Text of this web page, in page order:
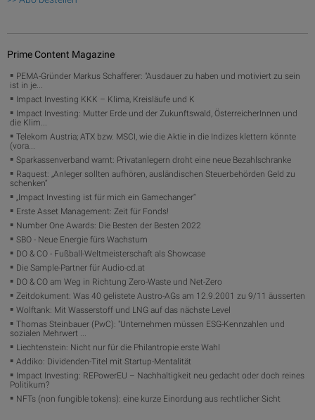
Prime Content Magazine
PEMA-Gründer Markus Schafferer: "Ausdauer zu haben und motiviert zu sein
ist in je...
Impact Investing KKK – Klima, Kreisläufe und K
Impact Investing: Mutter Erde und der Zukunftswald, ÖsterreicherInnen und
die Klim...
Telekom Austria; ATX bzw. MSCI, wie die Aktie in die Indizes klettern könnte
(vora...
Sparkassenverband warnt: Privatanlegern droht eine neue Bezahlschranke
Raquest: „Anleger sollten aufhören, ausländischen Steuerbehörden Geld zu
schenken“
„Impact Investing ist für mich ein Gamechanger“
Erste Asset Management: Zeit für Fonds!
Number One Awards: Die Besten der Besten 2022
SBO - Neue Energie fürs Wachstum
DO & CO - Fußball-Weltmeisterschaft als Showcase
Die Sample-Partner für Audio-cd.at
DO & CO am Weg in Richtung Zero-Waste und Net-Zero
Zeitdokument: Was 40 gelistete Austro-AGs am 12.9.2001 zu 9/11 äusserten
Wolftank: Mit Wasserstoff und LNG auf das nächste Level
Thomas Steinbauer (PwC): "Unternehmen müssen ESG-Kennzahlen und
sozialen Mehrwert ...
Liechtenstein: Nicht nur für die Philantropie erste Wahl
Addiko: Dividenden-Titel mit Startup-Mentalität
Impact Investing: REPowerEU – Nachhaltigkeit neu gedacht oder doch reines
Politikum?
NFTs (non fungible tokens): eine kurze Einordung aus rechtlicher Sicht